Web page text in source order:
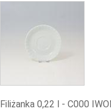
Filiżanka 0,22 l - C000